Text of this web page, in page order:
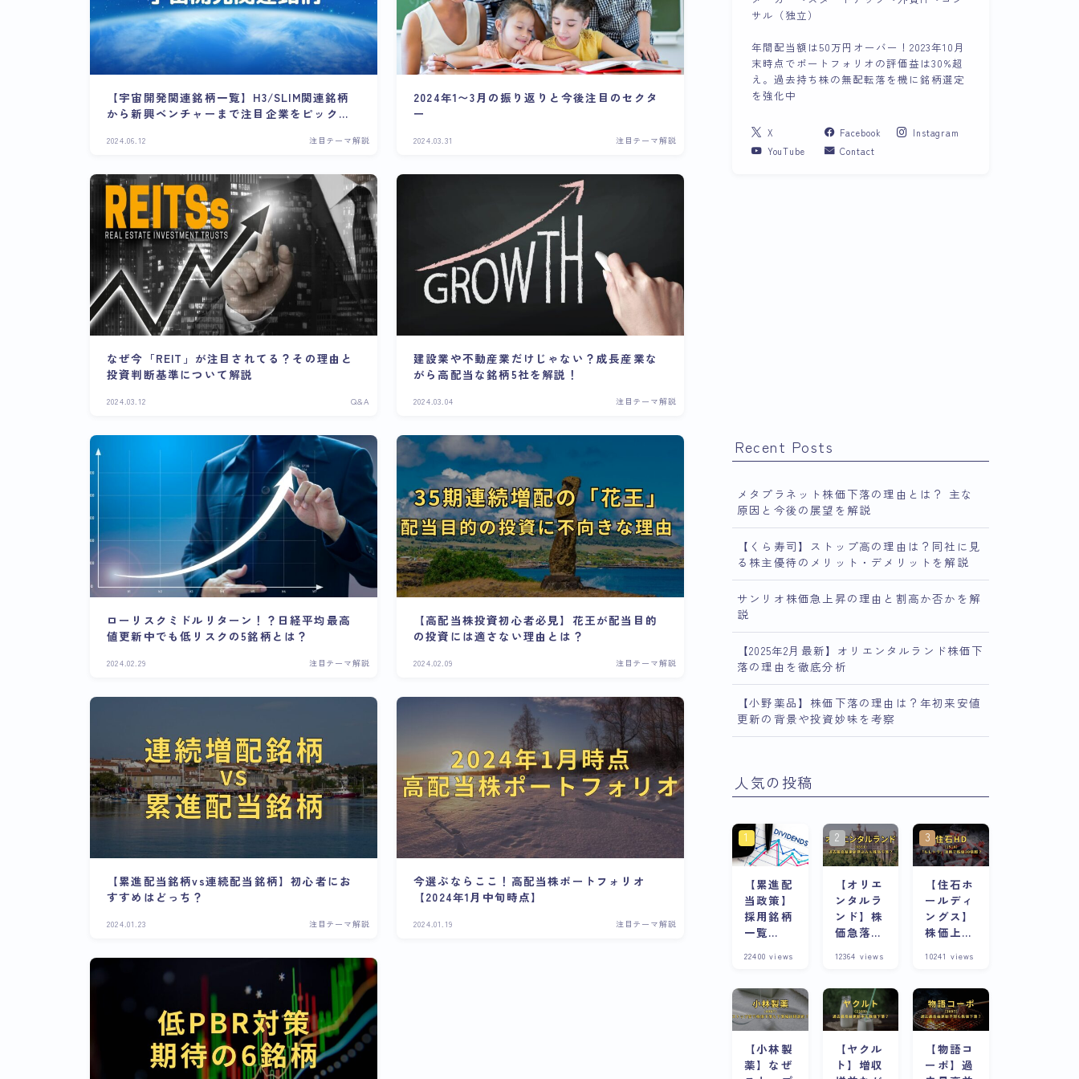
【宇宙開発関連銘柄一覧】H3/SLIM関連銘柄
から新興ベンチャーまで注目企業をピックア
2024.06.12 注目テーマ解説
2024年1〜3月の振り返りと今後注目のセクタ
ー
2024.03.31 注目テーマ解説
なぜ今「REIT」が注目されてる？その理由と
投資判断基準について解説
2024.03.12 Q&A
建設業や不動産業だけじゃない？成長産業な
がら高配当な銘柄5社を解説！
2024.03.04 注目テーマ解説
ローリスクミドルリターン！？日経平均最高
値更新中でも低リスクの5銘柄とは？
2024.02.29 注目テーマ解説
【高配当株投資初心者必見】花王が配当目的
の投資には適さない理由とは？
2024.02.09 注目テーマ解説
【累進配当銘柄vs連続配当銘柄】初心者にお
すすめはどっち？
2024.01.23 注目テーマ解説
今選ぶならここ！高配当株ポートフォリオ
【2024年1月中旬時点】
2024.01.19 注目テーマ解説
サル（独立）
年間配当額は50万円オーバー！2023年10月
末時点でポートフォリオの評価益は30%超
え。過去持ち株の無配転落を機に銘柄選定
を強化中
X Facebook
Instagram
YouTube
Contact
Recent Posts
メタプラネット株価下落の理由とは？ 主な
原因と今後の展望を解説
【くら寿司】ストップ高の理由は？同社に見
る株主優待のメリット・デメリットを解説
サンリオ株価急上昇の理由と割高か否かを解
説
【2025年2月最新】オリエンタルランド株価下
落の理由を徹底分析
【小野薬品】株価下落の理由は？年初来安値
更新の背景や投資妙味を考察
人気の投稿
【累進配
当政策】
採用銘柄
一覧
新
22400 views
【オリエ
ンタルラ
ンド】株
価急落の
株主優待
銘柄は今
が割安？
12364 views
【住石ホ
ールディ
ングス】
株価上昇
は？スト
発急騰株
の将来性
と合わせ
て考察
10241 views
【小林製
薬】なぜ
【ヤクル
ト】増収
【物語コ
ーポ】過